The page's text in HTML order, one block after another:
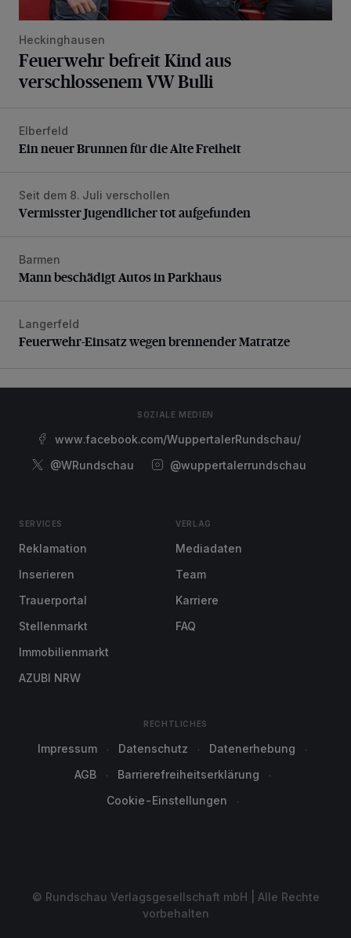
Heckinghausen
Feuerwehr befreit Kind aus
verschlossenem VW Bulli
Ein neuer Brunnen für die Alte Freiheit
Elberfeld
Ein neuer Brunnen für die Alte Freiheit
Vermisster Jugendlicher tot aufgefunden
Seit dem 8. Juli verschollen
Vermisster Jugendlicher tot aufgefunden
Mann beschädigt Autos in Parkhaus
Barmen
Mann beschädigt Autos in Parkhaus
Feuerwehr-Einsatz wegen brennender Matratze
Langerfeld
Feuerwehr-Einsatz wegen brennender Matratze
SOZIALE MEDIEN
www.facebook.com/WuppertalerRundschau/
@WRundschau
@wuppertalerrundschau
SERVICES
Reklamation
Inserieren
Trauerportal
Stellenmarkt
Immobilienmarkt
AZUBI NRW
VERLAG
Mediadaten
Team
Karriere
FAQ
RECHTLICHES
Impressum Datenschutz
Datenerhebung
AGB
Barrierefreiheitserklärung
Cookie-Einstellungen
© Rundschau Verlagsgesellschaft mbH | Alle Rechte
vorbehalten